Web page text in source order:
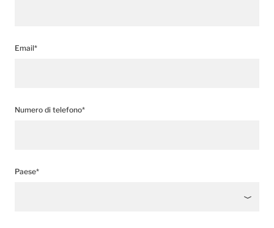
Email*
Numero di telefono*
Paese*